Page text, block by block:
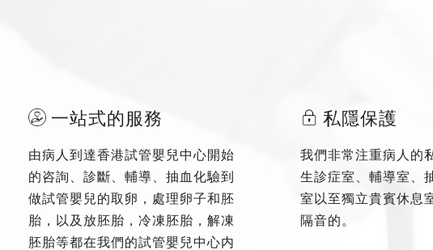
一站式的服務
由病人到達香港試管嬰兒中心開始
的咨詢、診斷、輔導、抽血化驗到
做試管嬰兒的取卵，處理卵子和胚
胎，以及放胚胎，冷凍胚胎，解凍
胚胎等都在我們的試管嬰兒中心内
私隱保護
我們非常注重病人的
生診症室、輔導室、
室以至獨立貴賓休息
隔音的。